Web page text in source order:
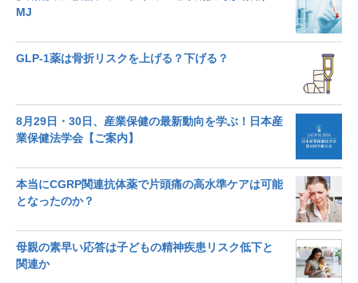
MJ
GLP-1薬は骨折リスクを上げる？下げる？
8月29日・30日、産業保健の最新動向を学ぶ！日本産
業保健法学会【ご案内】
本当にCGRP関連抗体薬で片頭痛の高水準ケアは可能
となったのか？
母親の素早い応答は子どもの精神疾患リスク低下と
関連か